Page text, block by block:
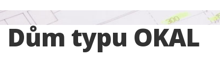
Dům typu OKAL